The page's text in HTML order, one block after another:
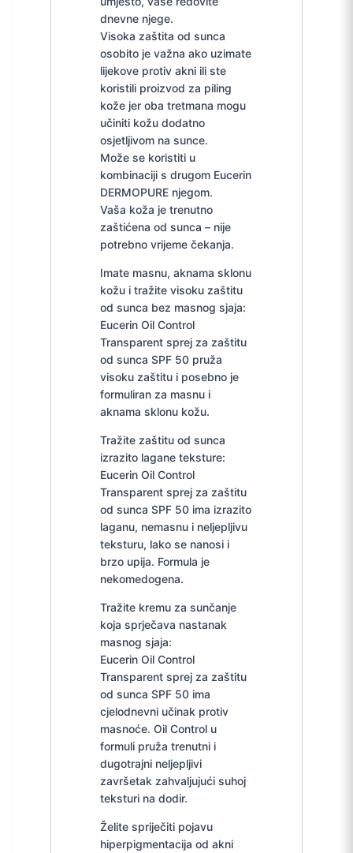
dnevne njege.
Visoka zaštita od sunca
osobito je važna ako uzimate
lijekove protiv akni ili ste
koristili proizvod za piling
kože jer oba tretmana mogu
učiniti kožu dodatno
osjetljivom na sunce.
Može se koristiti u
kombinaciji s drugom Eucerin
DERMOPURE njegom.
Vaša koža je trenutno
zaštićena od sunca – nije
potrebno vrijeme čekanja.
Imate masnu, aknama sklonu
kožu i tražite visoku zaštitu
od sunca bez masnog sjaja:
Eucerin Oil Control
Transparent sprej za zaštitu
od sunca SPF 50 pruža
visoku zaštitu i posebno je
formuliran za masnu i
aknama sklonu kožu.
Tražite zaštitu od sunca
izrazito lagane teksture:
Eucerin Oil Control
Transparent sprej za zaštitu
od sunca SPF 50 ima izrazito
laganu, nemasnu i neljepljivu
teksturu, lako se nanosi i
brzo upija. Formula je
nekomedogena.
Tražite kremu za sunčanje
koja sprječava nastanak
masnog sjaja:
Eucerin Oil Control
Transparent sprej za zaštitu
od sunca SPF 50 ima
cjelodnevni učinak protiv
masnoće. Oil Control u
formuli pruža trenutni i
dugotrajni neljepljivi
završetak zahvaljujući suhoj
teksturi na dodir.
Želite spriječiti pojavu
hiperpigmentacija od akni